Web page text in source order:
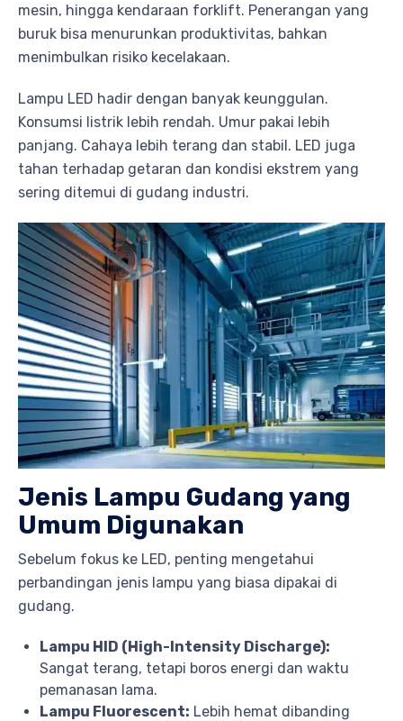
mesin, hingga kendaraan forklift. Penerangan yang
buruk bisa menurunkan produktivitas, bahkan
menimbulkan risiko kecelakaan.
Lampu LED hadir dengan banyak keunggulan.
Konsumsi listrik lebih rendah. Umur pakai lebih
panjang. Cahaya lebih terang dan stabil. LED juga
tahan terhadap getaran dan kondisi ekstrem yang
sering ditemui di gudang industri.
Jenis Lampu Gudang yang
Umum Digunakan
Sebelum fokus ke LED, penting mengetahui
perbandingan jenis lampu yang biasa dipakai di
gudang.
Lampu HID (High-Intensity Discharge):
Sangat terang, tetapi boros energi dan waktu
pemanasan lama.
Lampu Fluorescent: Lebih hemat dibanding